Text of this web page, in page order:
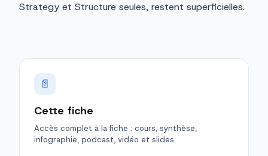
Strategy et Structure seules, restent superficielles.
📄
Cette fiche
Accès complet à la fiche : cours, synthèse,
infographie, podcast, vidéo et slides.